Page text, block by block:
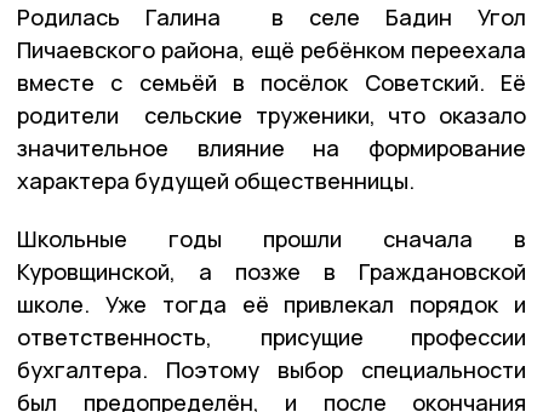
Родилась Галина в селе Бадин Угол
Пичаевского района, ещё ребёнком переехала
вместе с семьёй в посёлок Советский. Её
родители сельские труженики, что оказало
значительное влияние на формирование
характера будущей общественницы.
Школьные годы прошли сначала в
Куровщинской, а позже в Граждановской
школе. Уже тогда её привлекал порядок и
ответственность, присущие профессии
бухгалтера. Поэтому выбор специальности
был предопределён, и после окончания